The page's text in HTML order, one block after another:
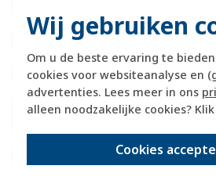
Wij gebruiken
Om u de beste ervaring te
cookies voor websiteanalyse en
advertenties. Lees meer in ons
alleen noodzakelijke cookies?
Cookies
Met opdruk
Nee
Incl. connectoren
Draagring
Nee
Transparant
Nee
Uitvoering oppervlakte
Mat
Geschikt voor
IP20
Schakelmateriaalhoogte
51,4